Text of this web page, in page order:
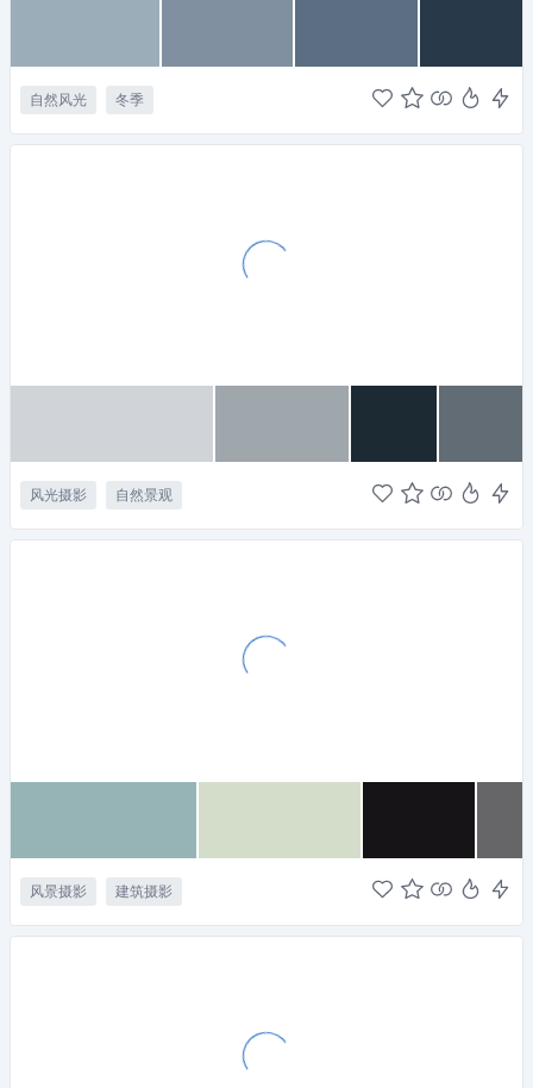
自然风光 冬季
风光摄影 自然景观
风景摄影 建筑摄影